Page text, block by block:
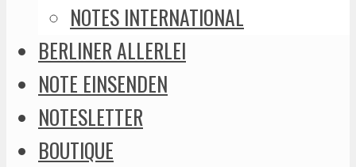
NOTES INTERNATIONAL
BERLINER ALLERLEI
NOTE EINSENDEN
NOTESLETTER
BOUTIQUE